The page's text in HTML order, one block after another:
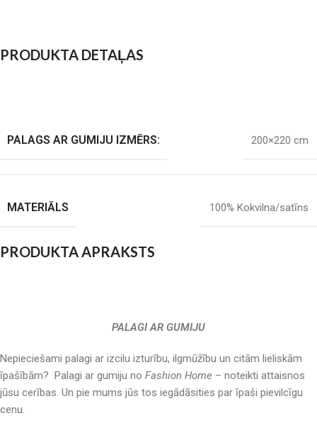
PRODUKTA DETAĻAS
PALAGS AR GUMIJU IZMĒRS: 200×220 cm
MATERIĀLS 100% Kokvilna/satīns
PRODUKTA APRAKSTS
PALAGI AR GUMIJU
Nepieciešami palagi ar izcilu izturību, ilgmūžību un citām lieliskām
īpašībām? Palagi ar gumiju no Fashion Home – noteikti attaisnos
jūsu cerības. Un pie mums jūs tos iegādāsities par īpaši pievilcīgu
cenu.